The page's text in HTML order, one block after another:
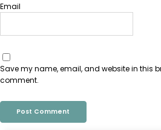
Email
Save my name, email, and website in this
comment.